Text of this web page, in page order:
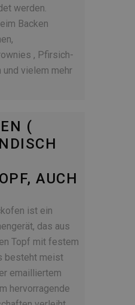
werden.
Backen
, Pfirsich-
und vielem mehr
(
AUCH
ist ein
das aus
Topf mit festem
besteht meist
emailliertem
hervorragende